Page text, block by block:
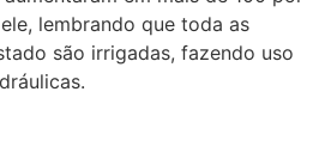
lembrando que toda as
são irrigadas, fazendo uso